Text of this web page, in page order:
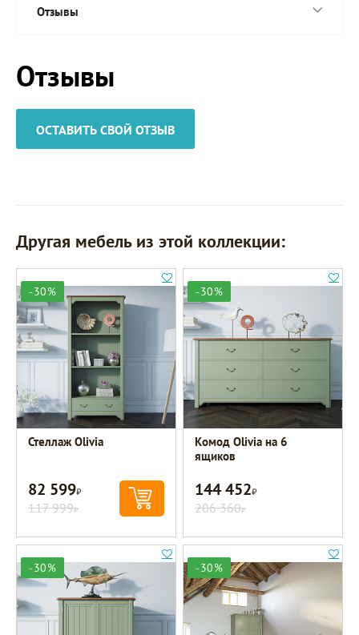
Отзывы
Отзывы
ОСТАВИТЬ СВОЙ ОТЗЫВ
Другая мебель из этой коллекции:
-30%
Стеллаж Olivia
82 599Р
117 999Р
-30%
Комод Olivia на 6
ящиков
144 452Р
206 360Р
-30% -30%